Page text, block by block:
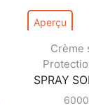
Aperçu
Crème
SPRAY
6000